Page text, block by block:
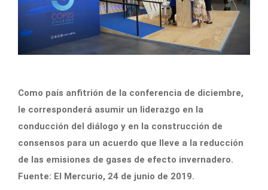
Como país anfitrión de la conferencia de diciembre,
le corresponderá asumir un liderazgo en la
conducción del diálogo y en la construcción de
consensos para un acuerdo que lleve a la reducción
de las emisiones de gases de efecto invernadero.
Fuente: El Mercurio, 24 de junio de 2019.